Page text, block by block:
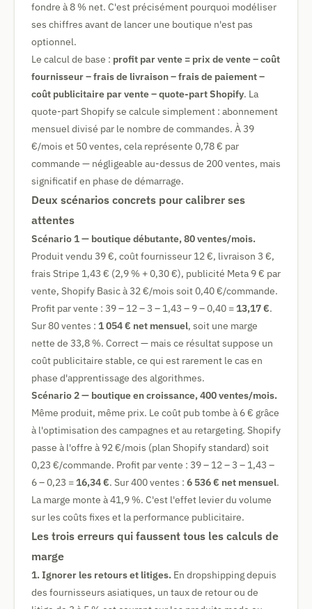
fondre à 8 % net. C'est précisément pourquoi modéliser
ses chiffres avant de lancer une boutique n'est pas
optionnel.
Le calcul de base : profit par vente = prix de vente – coût
fournisseur – frais de livraison – frais de paiement –
coût publicitaire par vente – quote-part Shopify. La
quote-part Shopify se calcule simplement : abonnement
mensuel divisé par le nombre de commandes. À 39
€/mois et 50 ventes, cela représente 0,78 € par
commande — négligeable au-dessus de 200 ventes, mais
significatif en phase de démarrage.
Deux scénarios concrets pour calibrer ses
attentes
Scénario 1 — boutique débutante, 80 ventes/mois.
Produit vendu 39 €, coût fournisseur 12 €, livraison 3 €,
frais Stripe 1,43 € (2,9 % + 0,30 €), publicité Meta 9 € par
vente, Shopify Basic à 32 €/mois soit 0,40 €/commande.
Profit par vente : 39 – 12 – 3 – 1,43 – 9 – 0,40 = 13,17 €.
Sur 80 ventes : 1 054 € net mensuel, soit une marge
nette de 33,8 %. Correct — mais ce résultat suppose un
coût publicitaire stable, ce qui est rarement le cas en
phase d'apprentissage des algorithmes.
Scénario 2 — boutique en croissance, 400 ventes/mois.
Même produit, même prix. Le coût pub tombe à 6 € grâce
à l'optimisation des campagnes et au retargeting. Shopify
passe à l'offre à 92 €/mois (plan Shopify standard) soit
0,23 €/commande. Profit par vente : 39 – 12 – 3 – 1,43 –
6 – 0,23 = 16,34 €. Sur 400 ventes : 6 536 € net mensuel.
La marge monte à 41,9 %. C'est l'effet levier du volume
sur les coûts fixes et la performance publicitaire.
Les trois erreurs qui faussent tous les calculs de
marge
1. Ignorer les retours et litiges. En dropshipping depuis
des fournisseurs asiatiques, un taux de retour ou de